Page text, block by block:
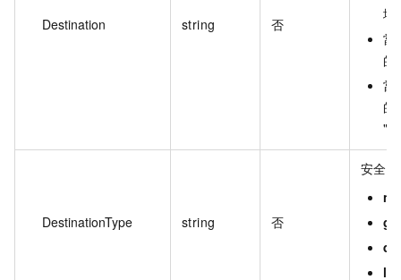
Destination string 否
地
當
的
當
的
DestinationType string 否
安全